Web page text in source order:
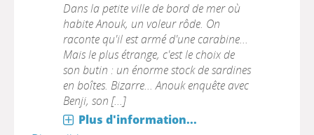
Dans la petite ville de bord de mer où
habite Anouk, un voleur rôde. On
raconte qu'il est armé d'une carabine...
Mais le plus étrange, c'est le choix de
son butin : un énorme stock de sardines
en boîtes. Bizarre... Anouk enquête avec
Benji, son [...]
Plus d'information...